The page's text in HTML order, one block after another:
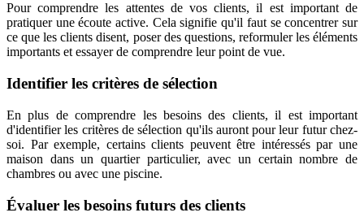
Pour comprendre les attentes de vos clients, il est important de
pratiquer une écoute active. Cela signifie qu'il faut se concentrer sur
ce que les clients disent, poser des questions, reformuler les éléments
importants et essayer de comprendre leur point de vue.
Identifier les critères de sélection
En plus de comprendre les besoins des clients, il est important
d'identifier les critères de sélection qu'ils auront pour leur futur chez-
soi. Par exemple, certains clients peuvent être intéressés par une
maison dans un quartier particulier, avec un certain nombre de
chambres ou avec une piscine.
Évaluer les besoins futurs des clients